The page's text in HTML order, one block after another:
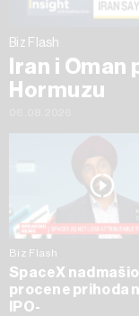
Biz Flash
Iran i Oman
Hormuzu
Biz Flash
SpaceX nadmašio
procene prihoda
IPO-